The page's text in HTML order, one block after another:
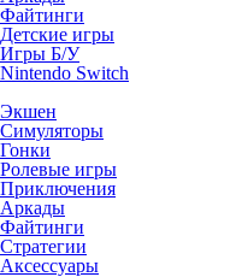
Файтинги
Детские игры
Игры Б/У
Nintendo Switch
Экшен
Симуляторы
Гонки
Ролевые игры
Приключения
Аркады
Файтинги
Стратегии
Аксессуары